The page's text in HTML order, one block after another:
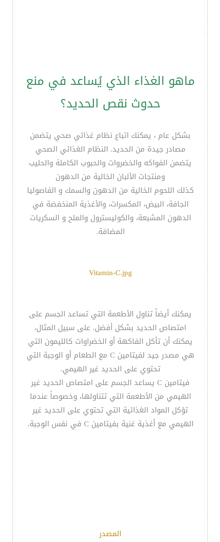
ماهو الغذاء الذي يُساعد في منع
حدوث نقص الحديد؟
بشكل عام ، يمكنك اتباع نظام غذائي صحي يتضمن
مصادر جيدة من الحديد. النظام الغذائي الصحي
يتضمن الفواكه والخضروات والحبوب الكاملة والحليب
ومنتجات الألبان الخالية من الدهون
كذلك اللحوم الخالية من الدهون والسمك و الفاصوليا
الجافة، البيض، المكسرات، والأغذية المنخفضة في
الدهون المشبعة، والكوليسترول والملح و السكريات
المضافة.
Vitamin-C.jpg
يمكنك أيضاً تناول الأطعمة التي تساعد الجسم على
امتصاص الحديد بشكل أفضل. على سبيل المثال،
يمكنك أن تأكل الفاكهة أو الخضراوات كالليمون التي
هي مصدر جيد لفيتامين C مع الطعام أو الوجبة التي
تحتوي على الحديد غير الهيمي.
فيتامين C يساعد الجسم على امتصاص الحديد غير
الهيمي من الأطعمة التي تتناولها، وخصوصاً عندما
تؤكل المواد الغذائية التي تحتوي على الحديد غير
الهيمي مع أغذية غنية بفيتامين C في نفس الوجبة.
المصدر